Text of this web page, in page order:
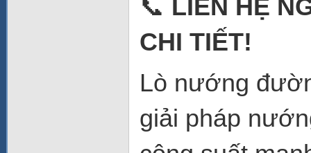
📞 LIÊN HỆ
CHI TIẾT!
Lò nướng
giải pháp